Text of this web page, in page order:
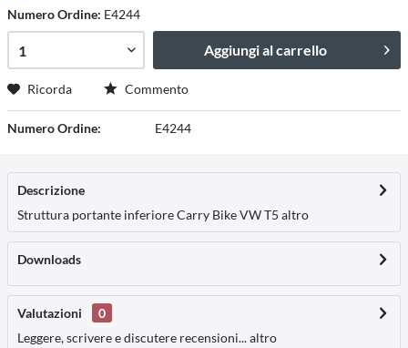
Numero Ordine: E4244
Aggiungi al carrello
Ricorda Commento
Numero Ordine: E4244
Descrizione
Struttura portante inferiore Carry Bike VW T5 altro
Downloads
Valutazioni
0
Leggere, scrivere e discutere recensioni...altro